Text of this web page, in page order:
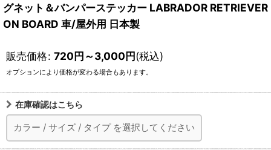
グネット＆バンパーステッカー LABRADOR RETRIEVER
ON BOARD 車/屋外用 日本製
販売価格: 720円～3,000円(税込)
オプションにより価格が変わる場合もあります。
在庫確認はこちら
カラー / サイズ / タイプ を選択してください